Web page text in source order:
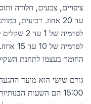
לפרמיה
החומר בעצמו לתחנת
15:00 הם השעות